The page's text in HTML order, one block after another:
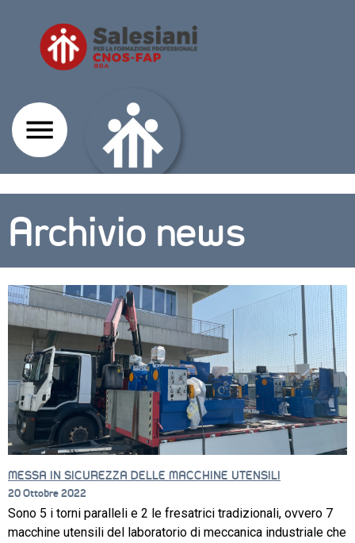
Archivio news
MESSA IN SICUREZZA DELLE MACCHINE UTENSILI
20 Ottobre 2022
Sono 5 i torni paralleli e 2 le fresatrici tradizionali, ovvero 7
macchine utensili del laboratorio di meccanica industriale che